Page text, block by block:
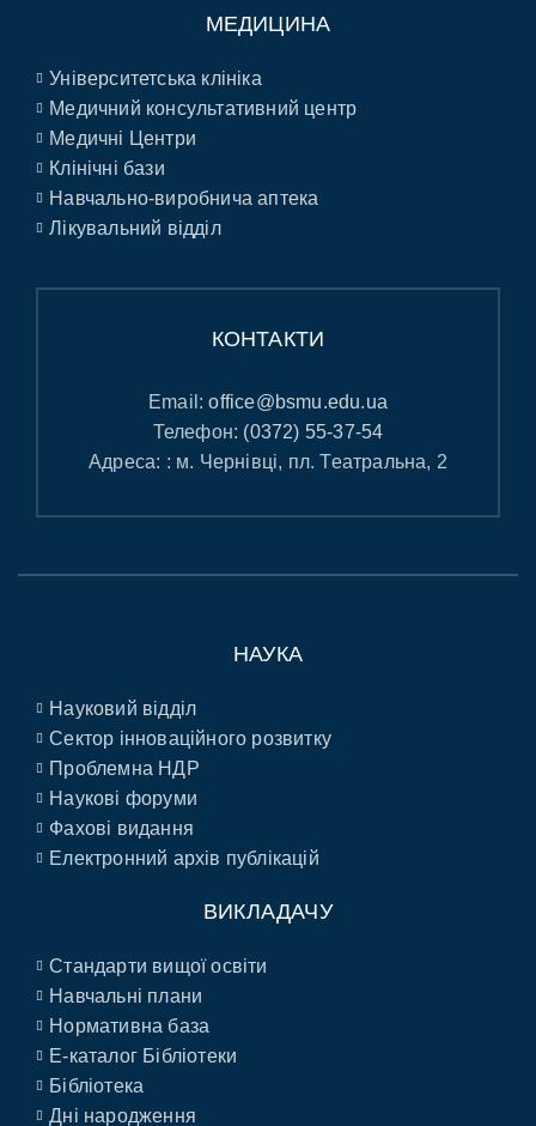
МЕДИЦИНА
Університетська клініка
Медичний консультативний центр
Медичні Центри
Клінічні бази
Навчально-виробнича аптека
Лікувальний відділ
КОНТАКТИ
Email:office@bsmu.edu.ua
Телефон: (0372) 55-37-54
Адреса: : м. Чернівці, пл. Театральна, 2
НАУКА
Науковий відділ
Сектор інноваційного розвитку
Проблемна НДР
Наукові форуми
Фахові видання
Електронний архів публікацій
ВИКЛАДАЧУ
Стандарти вищої освіти
Навчальні плани
Нормативна база
E-каталог Бібліотеки
Бібліотека
Дні народження